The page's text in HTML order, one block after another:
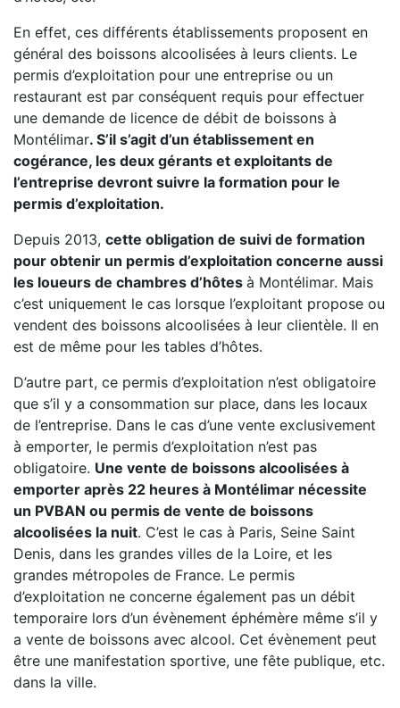
En effet, ces différents établissements proposent en
général des boissons alcoolisées à leurs clients. Le
permis d’exploitation pour une entreprise ou un
restaurant est par conséquent requis pour effectuer
une demande de licence de débit de boissons à
Montélimar. S’il s’agit d’un établissement en
cogérance, les deux gérants et exploitants de
l’entreprise devront suivre la formation pour le
permis d’exploitation.
Depuis 2013, cette obligation de suivi de formation
pour obtenir un permis d’exploitation concerne aussi
les loueurs de chambres d’hôtes à Montélimar. Mais
c’est uniquement le cas lorsque l’exploitant propose ou
vendent des boissons alcoolisées à leur clientèle. Il en
est de même pour les tables d’hôtes.
D’autre part, ce permis d’exploitation n’est obligatoire
que s’il y a consommation sur place, dans les locaux
de l’entreprise. Dans le cas d’une vente exclusivement
à emporter, le permis d’exploitation n’est pas
obligatoire. Une vente de boissons alcoolisées à
emporter après 22 heures à Montélimar nécessite
un PVBAN ou permis de vente de boissons
alcoolisées la nuit. C’est le cas à Paris, Seine Saint
Denis, dans les grandes villes de la Loire, et les
grandes métropoles de France. Le permis
d’exploitation ne concerne également pas un débit
temporaire lors d’un évènement éphémère même s’il y
a vente de boissons avec alcool. Cet évènement peut
être une manifestation sportive, une fête publique, etc.
dans la ville.